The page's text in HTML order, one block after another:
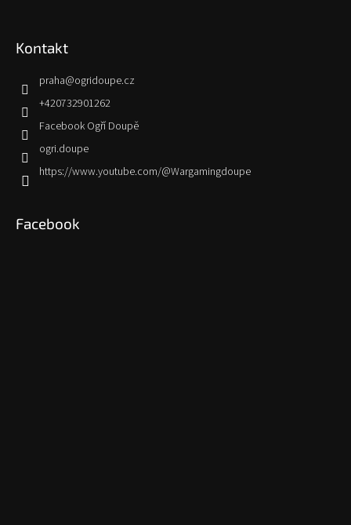
Kontakt
praha@ogridoupe.cz
+420732901262
Facebook Ogří Doupě
ogri.doupe
https://www.youtube.com/@Wargamingdoupe
Facebook